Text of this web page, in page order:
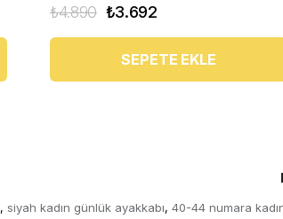
₺3.692
₺4.890
SEPETE EKLE
, siyah kadın günlük ayakkabı, 40-44 numara